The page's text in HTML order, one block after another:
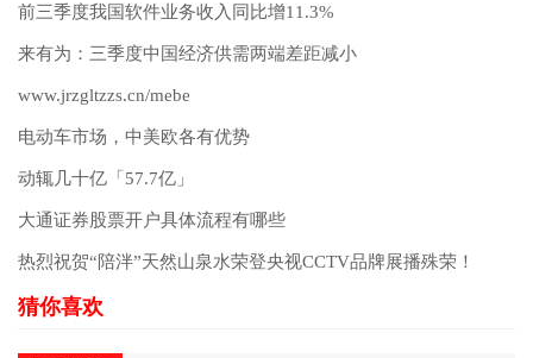
前三季度我国软件业务收入同比增11.3%
来有为：三季度中国经济供需两端差距减小
www.jrzgltzzs.cn/mebe
电动车市场，中美欧各有优势
动辄几十亿「57.7亿」
大通证券股票开户具体流程有哪些
热烈祝贺“陪泮”天然山泉水荣登央视CCTV品牌展播殊荣！